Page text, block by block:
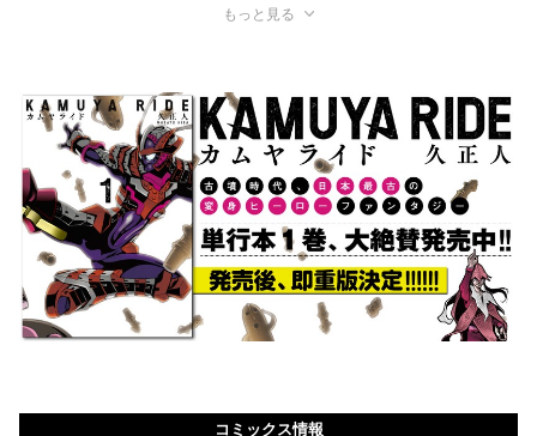
もっと見る
コミックス情報